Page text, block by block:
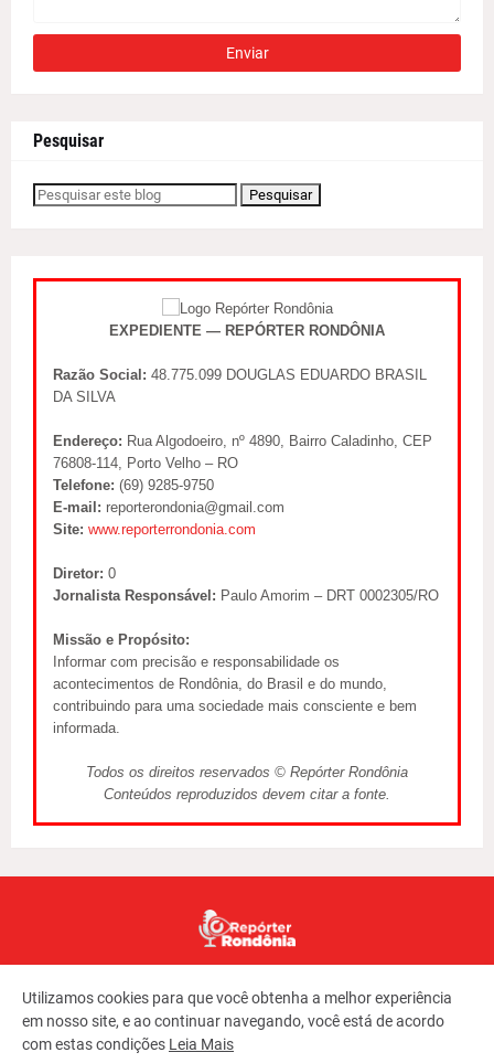
Pesquisar
EXPEDIENTE — REPÓRTER RONDÔNIA
Razão Social: 48.775.099 DOUGLAS EDUARDO BRASIL
DA SILVA
Endereço: Rua Algodoeiro, nº 4890, Bairro Caladinho, CEP
76808-114, Porto Velho – RO
Telefone: (69) 9285-9750
E-mail: reporterondonia@gmail.com
Site: www.reporterrondonia.com
Diretor: 0
Jornalista Responsável: Paulo Amorim – DRT 0002305/RO
Missão e Propósito:
Informar com precisão e responsabilidade os
acontecimentos de Rondônia, do Brasil e do mundo,
contribuindo para uma sociedade mais consciente e bem
informada.
Todos os direitos reservados © Repórter Rondônia
Conteúdos reproduzidos devem citar a fonte.
Utilizamos cookies para que você obtenha a melhor experiência
em nosso site, e ao continuar navegando, você está de acordo
com estas condições Leia Mais